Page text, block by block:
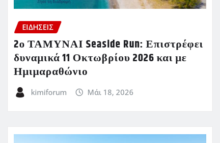
ΕΙΔΗΣΕΙΣ
2ο ΤΑΜΥΝΑΙ Seaside Run: Επιστρέφει
δυναμικά 11 Οκτωβρίου 2026 και με
Ημιμαραθώνιο
kimiforum Μάι 18, 2026